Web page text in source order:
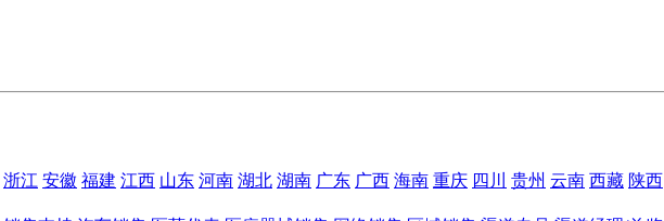
浙江 安徽 福建 江西 山东 河南 湖北 湖南 广东 广西 海南 重庆 四川 贵州 云南 西藏 陕西